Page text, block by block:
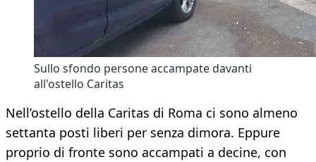
Sullo sfondo persone accampate davanti
all'ostello Caritas
Nell’ostello della Caritas di Roma ci sono almeno
settanta posti liberi per senza dimora. Eppure
proprio di fronte sono accampati a decine, con